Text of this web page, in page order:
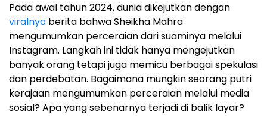
Pada awal tahun 2024, dunia dikejutkan dengan
viralnya berita bahwa Sheikha Mahra
mengumumkan perceraian dari suaminya melalui
Instagram. Langkah ini tidak hanya mengejutkan
banyak orang tetapi juga memicu berbagai spekulasi
dan perdebatan. Bagaimana mungkin seorang putri
kerajaan mengumumkan perceraian melalui media
sosial? Apa yang sebenarnya terjadi di balik layar?